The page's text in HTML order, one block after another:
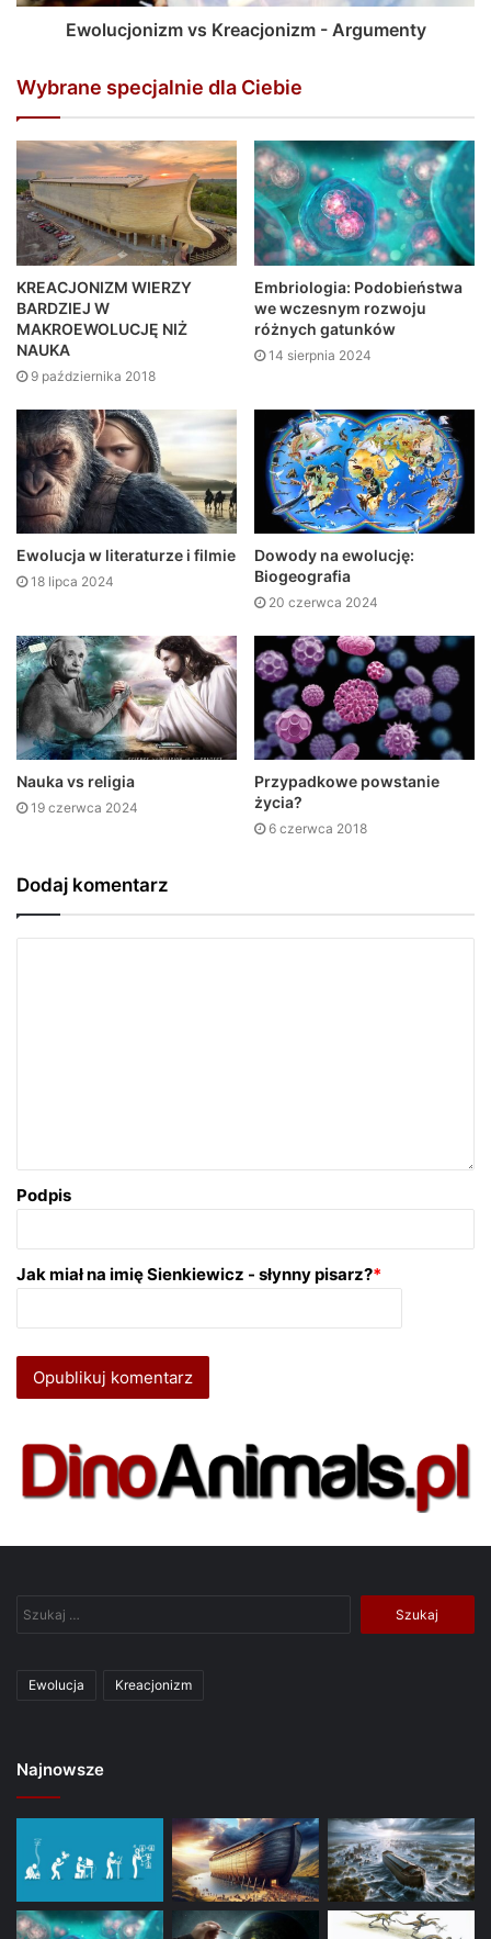
Ewolucjonizm vs Kreacjonizm - Argumenty
Wybrane specjalnie dla Ciebie
KREACJONIZM WIERZY
BARDZIEJ W
MAKROEWOLUCJĘ NIŻ
NAUKA
9 października 2018
Embriologia: Podobieństwa
we wczesnym rozwoju
różnych gatunków
14 sierpnia 2024
Ewolucja w literaturze i filmie
18 lipca 2024
Dowody na ewolucję:
Biogeografia
20 czerwca 2024
Nauka vs religia
19 czerwca 2024
Przypadkowe powstanie
życia?
6 czerwca 2018
Dodaj komentarz
Podpis
Jak miał na imię Sienkiewicz - słynny pisarz?*
Szukaj:
Ewolucja Kreacjonizm
Najnowsze